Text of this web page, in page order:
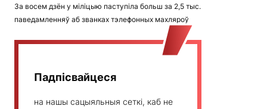
За восем дзён у міліцыю паступіла больш за 2,5 тыс.
паведамленняў аб званках тэлефонных махляроў
Падпісвайцеся
на нашы сацыяльныя сеткі, каб не